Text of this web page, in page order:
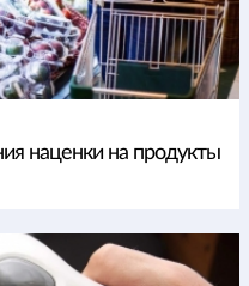
наценки на продукты